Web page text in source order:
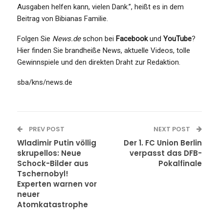
Ausgaben helfen kann, vielen Dank.”, heißt es in dem
Beitrag von Bibianas Familie.
Folgen Sie News.deschon bei Facebookund YouTube?
Hier finden Sie brandheiße News, aktuelle Videos, tolle
Gewinnspiele und den direkten Draht zur Redaktion.
sba/kns/news.de
PREV POST
Wladimir Putin völlig
skrupellos: Neue
Schock-Bilder aus
Tschernobyl!
Experten warnen vor
neuer
Atomkatastrophe
NEXT POST
Der 1. FC Union Berlin
verpasst das DFB-
Pokalfinale